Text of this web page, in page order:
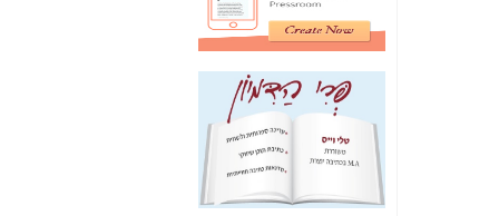
News שהביא לתפירת
תיק לביבי והעלמת
החשודים הנכונים -כאן
אחת הרגליים של "תיק
4000 התפור"
התמוטטה היום
בניצחון (כפול) של בזק
כאן